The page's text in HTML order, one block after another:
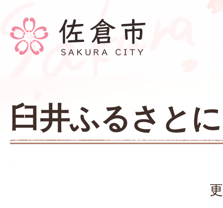
臼井ふるさと